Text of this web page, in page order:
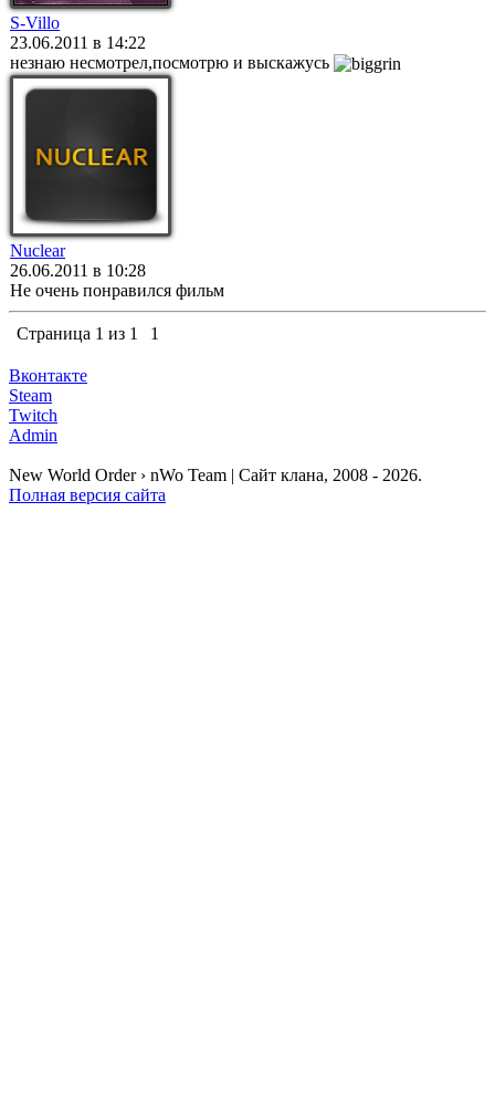
S-Villo
23.06.2011 в 14:22
незнаю несмотрел,посмотрю и выскажусь
Nuclear
26.06.2011 в 10:28
Не очень понравился фильм
Страница 1 из 1 1
Вконтакте
Steam
Twitch
Admin
New World Order › nWo Team | Сайт клана, 2008 - 2026.
Полная версия сайта